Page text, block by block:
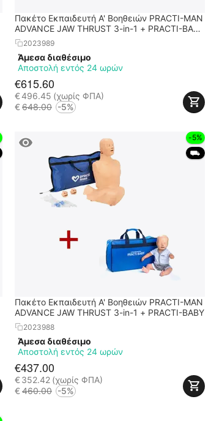
Πακέτο Εκπαιδευτή Α' Βοηθειών PRACTI-MAN
ADVANCE JAW THRUST 3-in-1 + PRACTI-BABY
+ XFT 120C+
2023989
Άμεσα διαθέσιμο
Αποστολή εντός 24 ωρών
€615.60
€496.45 (χωρίς ΦΠΑ)
€648.00 -5%
-5%
⛟
Πακέτο Εκπαιδευτή Α' Βοηθειών PRACTI-MAN
ADVANCE JAW THRUST 3-in-1 + PRACTI-BABY
2023988
Άμεσα διαθέσιμο
Αποστολή εντός 24 ωρών
€437.00
€352.42 (χωρίς ΦΠΑ)
€460.00 -5%